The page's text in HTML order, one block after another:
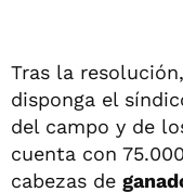
Tras la
disponga el
del campo y de
cuenta con
cabezas de